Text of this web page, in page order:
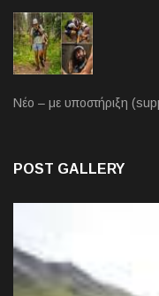
Νέο – με υποστήριξη
POST GALLERY